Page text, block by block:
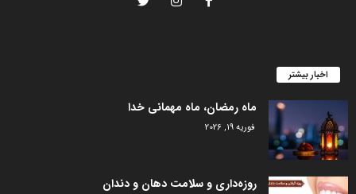
اخبار بیشتر
ماه رمضان، ماه مهمانی خدا
فوریه 19, 2026
روزه‌داری و سلامت دهان و دندان